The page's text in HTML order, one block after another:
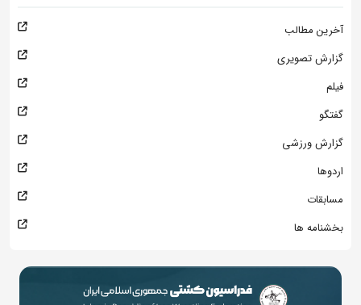
آخرین مطالب
گزارش تصویری
فیلم
گفتگو
گزارش ورزشی
اردوها
مسابقات
بخشنامه ها